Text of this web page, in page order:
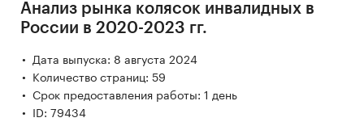
Анализ рынка колясок инвалидных в
России в 2020-2023 гг.
Дата выпуска: 8 августа 2024
Количество страниц: 59
Срок предоставления работы: 1 день
ID: 79434